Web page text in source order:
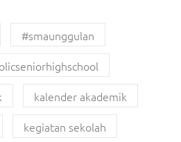
#smaunggulan
kalender akademik
kegiatan sekolah